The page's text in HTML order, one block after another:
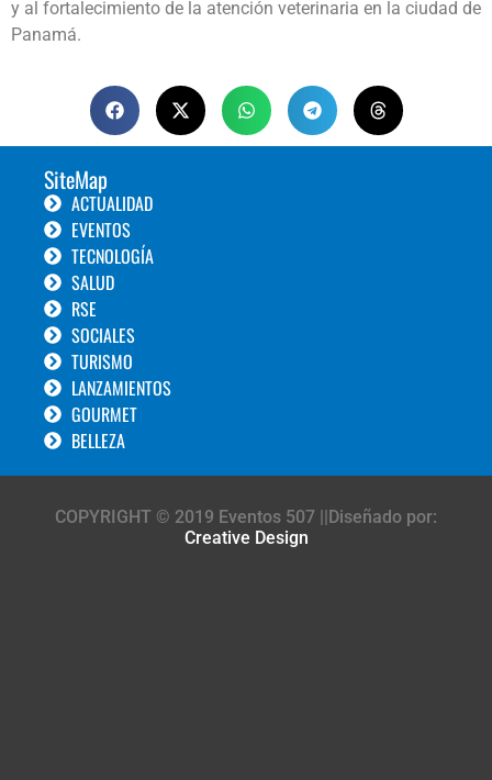
y al fortalecimiento de la atención veterinaria en la ciudad de
Panamá.
SiteMap
ACTUALIDAD
EVENTOS
TECNOLOGÍA
SALUD
RSE
SOCIALES
TURISMO
LANZAMIENTOS
GOURMET
BELLEZA
COPYRIGHT © 2019 Eventos 507 ||Diseñado por:
Creative Design